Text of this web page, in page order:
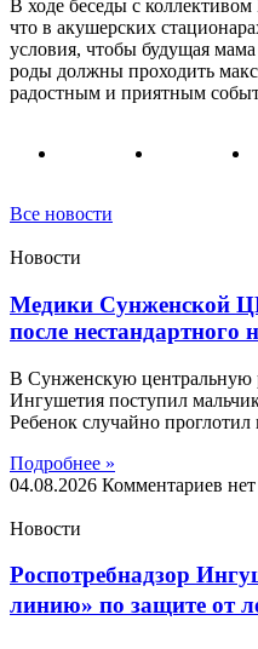
В ходе беседы с
что в акушерских
условия, чтобы будущая
роды должны проходить
радостным и приятным
Все новости
Новости
Медики Сунженской
после нестандартного
В Сунженскую центральную
Ингушетия поступил
Ребенок случайно
Подробнее »
04.08.2026 Комментариев нет
Новости
Роспотребнадзор
линию» по защите от